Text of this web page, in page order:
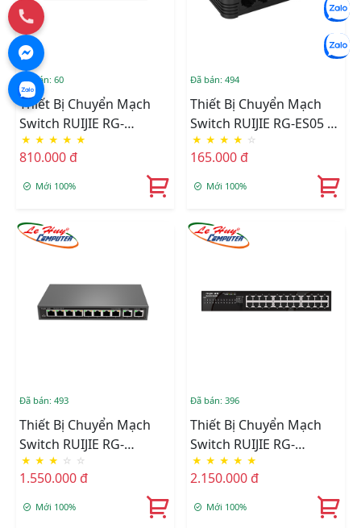
Đã bán: 60
Thiết Bị Chuyển Mạch
Switch RUIJIE RG-
ES106D-P 4-Port POE + 2
Uplink Port 10/100Mbps
★ ★ ★ ★ ★
810.000 đ
Mới 100%
Đã bán: 494
Thiết Bị Chuyển Mạch
Switch RUIJIE RG-ES05 5
Cổng 10/100 Base-T
★ ★ ★ ★ ☆
165.000 đ
Mới 100%
Đã bán: 493
Thiết Bị Chuyển Mạch
Switch RUIJIE RG-
ES110D-P 8-Port
100Mbps + 2-Port Uplink
1000Mbps
★ ★ ★ ☆ ☆
1.550.000 đ
Mới 100%
Đã bán: 396
Thiết Bị Chuyển Mạch
Switch RUIJIE RG-
ES124GD 24-Port
10/100/1000Mbps
★ ★ ★ ★ ★
2.150.000 đ
Mới 100%